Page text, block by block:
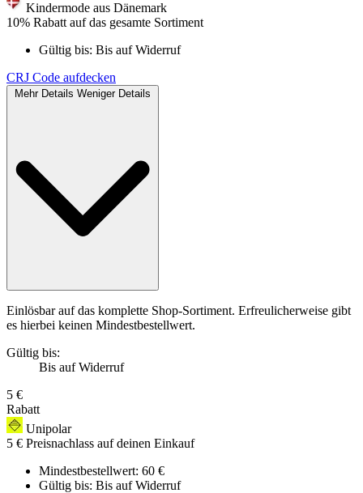
Kindermode aus Dänemark
10% Rabatt auf das gesamte Sortiment
Gültig bis: Bis auf Widerruf
CRJ Code aufdecken
Mehr Details Weniger Details
Einlösbar auf das komplette Shop-Sortiment. Erfreulicherweise gibt
es hierbei keinen Mindestbestellwert.
Gültig bis:
Bis auf Widerruf
5 €
Rabatt
Unipolar
5 € Preisnachlass auf deinen Einkauf
Mindestbestellwert: 60 €
Gültig bis: Bis auf Widerruf